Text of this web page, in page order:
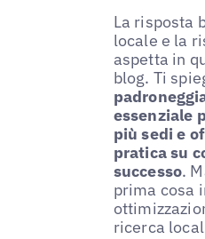
La risposta
locale e la
aspetta in
blog. Ti
essenziale
più sedi e
pratica su
successo.
prima cosa
ricerca